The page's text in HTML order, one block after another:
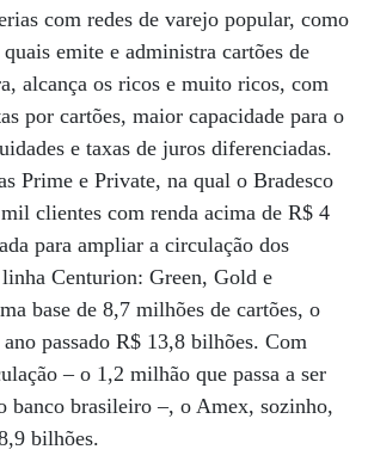
com redes de varejo popular, como
emite e administra cartões de
alcança os ricos e muito ricos, com
por cartões, maior capacidade para o
e taxas de juros diferenciadas.
Prime e Private, na qual o Bradesco
clientes com renda acima de R$ 4
para ampliar a circulação dos
Centurion: Green, Gold e
base de 8,7 milhões de cartões, o
passado R$ 13,8 bilhões. Com
– o 1,2 milhão que passa a ser
banco brasileiro –, o Amex, sozinho,
bilhões.